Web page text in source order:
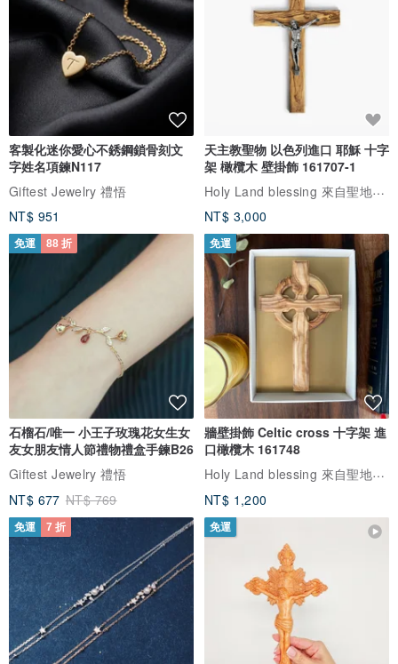
客製化迷你愛心不銹鋼鎖骨刻文
字姓名項鍊N117
Giftest Jewelry 禮悟
NT$ 951
天主教聖物 以色列進口 耶穌 十字
架 橄欖木 壁掛飾 161707-1
Holy Land blessing 來自聖地的祝福
NT$ 3,000
免運 88 折
石榴石/唯一 小王子玫瑰花女生女
友女朋友情人節禮物禮盒手鍊B26
Giftest Jewelry 禮悟
NT$ 677 NT$ 769
免運
牆壁掛飾 Celtic cross 十字架 進
口橄欖木 161748
Holy Land blessing 來自聖地的祝福
NT$ 1,200
免運 7 折 免運